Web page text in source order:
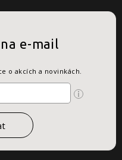
e-mail
o akcích a novinkách.